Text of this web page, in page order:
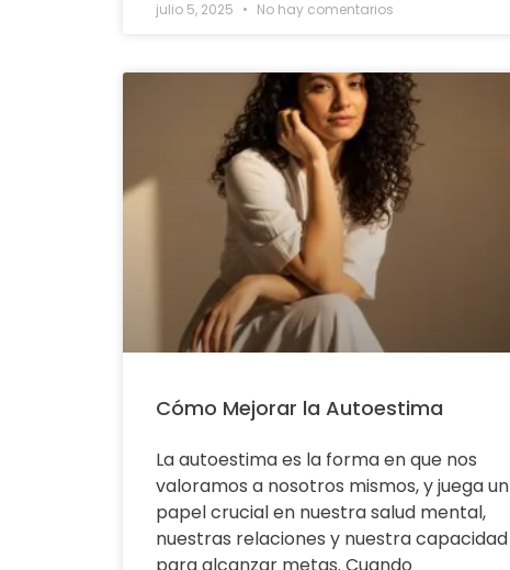
julio 5, 2025 No hay comentarios
Cómo Mejorar la Autoestima
La autoestima es la forma en que nos
valoramos a nosotros mismos, y juega un
papel crucial en nuestra salud mental,
nuestras relaciones y nuestra capacidad
para alcanzar metas. Cuando